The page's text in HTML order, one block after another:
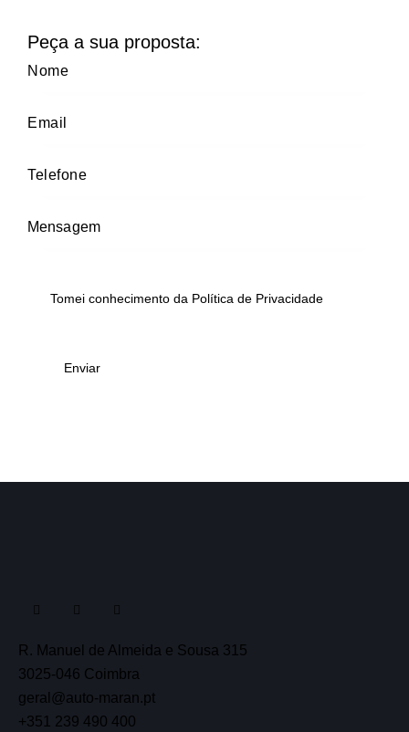
Peça a sua proposta:
Tomei conhecimento da Política de Privacidade
R. Manuel de Almeida e Sousa 315
3025-046 Coimbra
geral@auto-maran.pt
+351 239 490 400